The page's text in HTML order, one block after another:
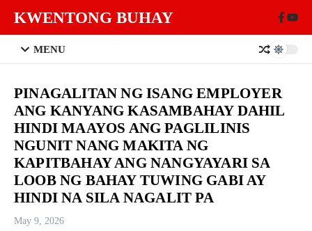
KWENTONG BUHAY
MENU
PINAGALITAN NG ISANG EMPLOYER
ANG KANYANG KASAMBAHAY DAHIL
HINDI MAAYOS ANG PAGLILINIS
NGUNIT NANG MAKITA NG
KAPITBAHAY ANG NANGYAYARI SA
LOOB NG BAHAY TUWING GABI AY
HINDI NA SILA NAGALIT PA
May 9, 2026